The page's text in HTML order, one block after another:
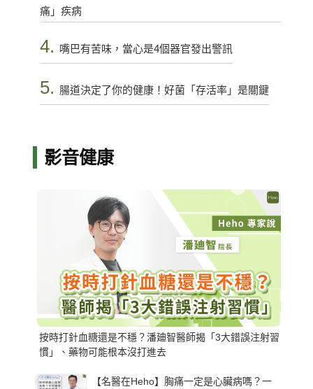
痛」疾病
4. 嘴巴有苦味，當心是4個器官發出警訊
5. 腸道決定了你的健康！好菌「存活率」是關鍵
影音健康
按時打針血糖還是不穩？潘廸智醫師揭「3大錯誤注射習
慣」、藥物可能根本沒打進去
【名醫在Heho】胸痛一定是心臟病嗎？一